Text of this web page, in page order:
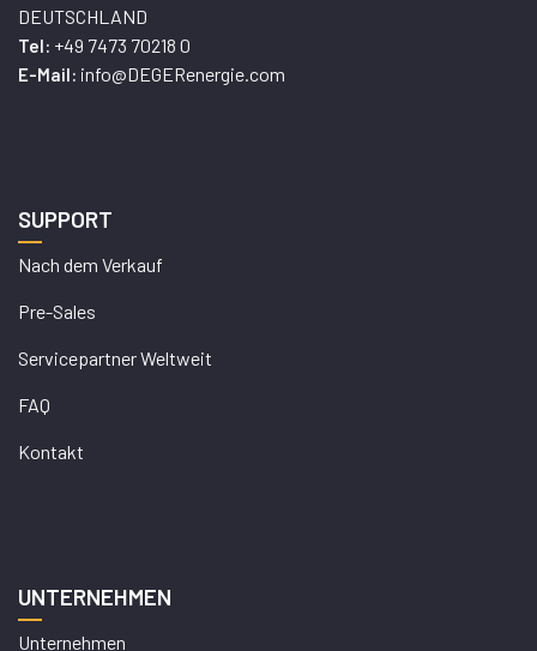
DEUTSCHLAND
Tel: +49 7473 70218 0
E-Mail: info@DEGERenergie.com
SUPPORT
Nach dem Verkauf
Pre-Sales
Servicepartner Weltweit
FAQ
Kontakt
UNTERNEHMEN
Unternehmen